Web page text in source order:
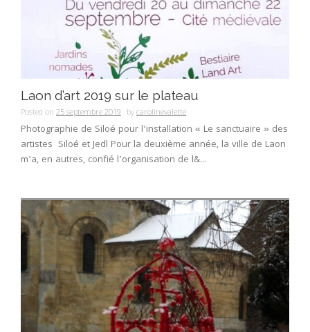
Laon d’art 2019 sur le plateau
Posted on 25 septembre 2019 bycarolinevalette
Photographie de Siloé pour l’installation « Le sanctuaire » des
artistes Siloé et Jedl Pour la deuxième année, la ville de Laon
m’a, en autres, confié l’organisation de l&...